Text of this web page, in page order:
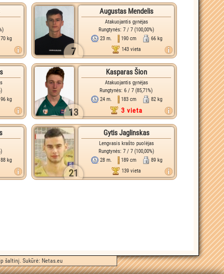
70 kg
Augustas Mendelis
Atakuojantis gynėjas
Rungtynės: 7 / 7 (100,00%)
23 m.
190 cm
66 kg
143 vieta
7
96 kg
Kasparas Šion
Atakuojantis gynėjas
Rungtynės: 6 / 7 (85,71%)
24 m.
183 cm 82 kg
3 vieta
13
88 kg
Gytis Jaglinskas
Lengvasis krašto puolėjas
Rungtynės: 7 / 7 (100,00%)
28 m.
189 cm
89 kg
139 vieta
21
šaltinį. Sukūrė: Netas.eu